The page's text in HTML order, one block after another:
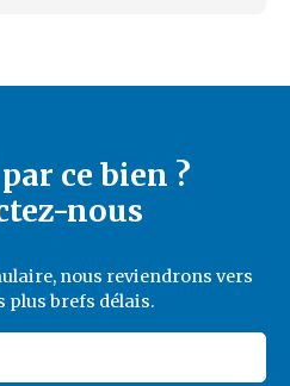
ce bien ?
nous
nous reviendrons vers
plus brefs délais.